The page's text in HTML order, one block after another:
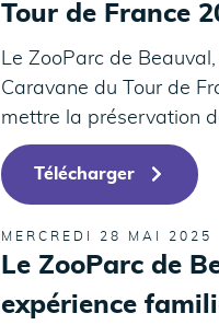
Tour de France
Le ZooParc de
Caravane du Tour de
mettre la préservation
Télécharger
MERCREDI 28 MAI 2025
Le ZooParc de
expérience